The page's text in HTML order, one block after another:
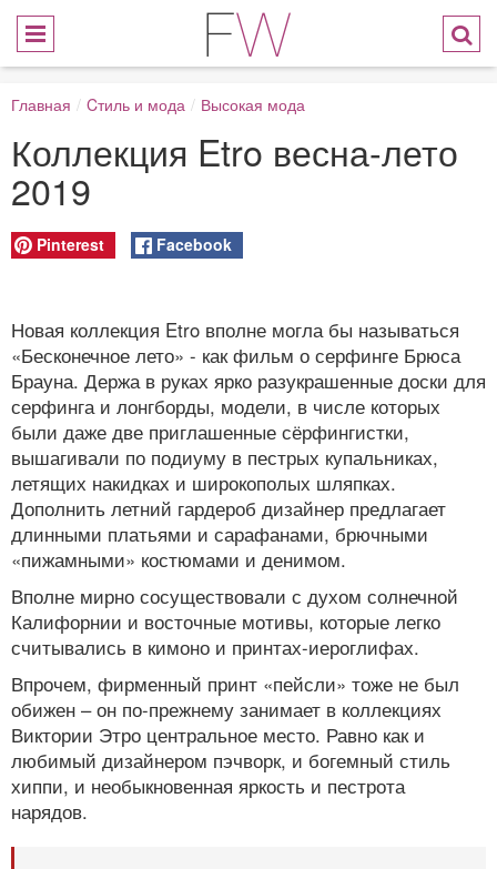
Главная / Cтиль и мода / Высокая мода
Коллекция Etro весна-лето
2019
Pinterest Facebook
Новая коллекция Etro вполне могла бы называться
«Бесконечное лето» - как фильм о серфинге Брюса
Брауна. Держа в руках ярко разукрашенные доски для
серфинга и лонгборды, модели, в числе которых
были даже две приглашенные сёрфингистки,
вышагивали по подиуму в пестрых купальниках,
летящих накидках и широкополых шляпках.
Дополнить летний гардероб дизайнер предлагает
длинными платьями и сарафанами, брючными
«пижамными» костюмами и денимом.
Вполне мирно сосуществовали с духом солнечной
Калифорнии и восточные мотивы, которые легко
считывались в кимоно и принтах-иероглифах.
Впрочем, фирменный принт «пейсли» тоже не был
обижен – он по-прежнему занимает в коллекциях
Виктории Этро центральное место. Равно как и
любимый дизайнером пэчворк, и богемный стиль
хиппи, и необыкновенная яркость и пестрота
нарядов.